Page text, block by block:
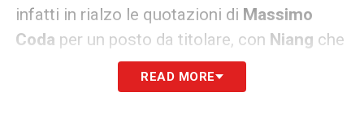
infatti in rialzo le quotazioni di Massimo
Coda per un posto da titolare, con Niang che
avrebbe deluso troppo nelle ultime due gare
contro Carrarese e Cremonese.
READ MORE